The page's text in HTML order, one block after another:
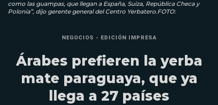
como las guampas, que llegan a España, Suiza, República Checa y
Polonia”, dijo gerente general del Centro Yerbatero.FOTO:
NEGOCIOS - EDICIÓN IMPRESA
Árabes prefieren la yerba
mate paraguaya, que ya
llega a 27 países